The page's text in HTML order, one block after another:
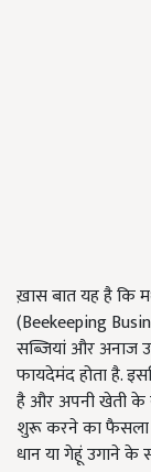
ख़ास बात यह है कि
(Beekeeping
सब्जियां और अनाज
फायदेमंद होता है.
है और अपनी खेती के
शुरू करने का फैसला
धान या गेहूं उगाने के